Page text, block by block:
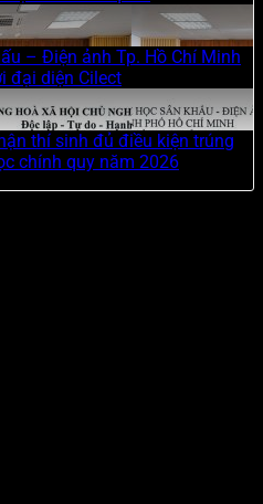
– Điện ảnh Tp. Hồ Chí Minh
đại diện Cilect
thí sinh đủ điều kiện trúng
chính quy năm 2026